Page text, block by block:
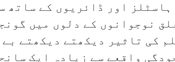
ہاسٹلز اور ڈائریوں کے ساتھ
نوجوانوں کے دلوں میں
کی تاثیر دیکھتے دیکھتے
واقعے سے زیادہ ایک